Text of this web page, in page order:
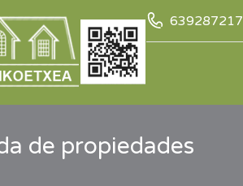
639287217
de propiedades